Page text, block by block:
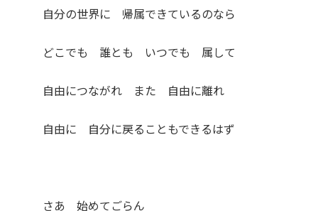
自分の世界に 帰属できているのなら
どこでも 誰とも いつでも 属して
自由につながれ また 自由に離れ
自由に 自分に戻ることもできるはず
さあ 始めてごらん